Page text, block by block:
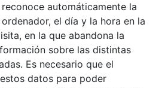
automáticamente la
el día y la hora en la
en la que abandona la
sobre las distintas
Es necesario que el
datos para poder